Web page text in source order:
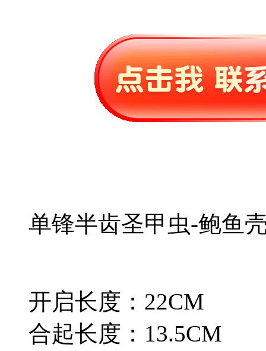
单锋半齿圣甲虫-鲍鱼
开启长度：22CM
合起长度：13.5CM